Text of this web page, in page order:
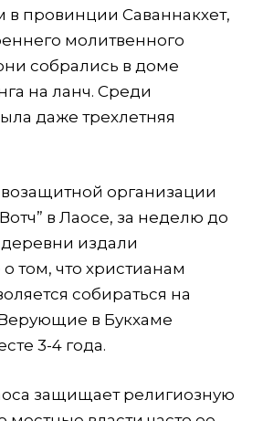
в провинции Саваннакхет,
молитвенного
собрались в доме
на ланч. Среди
даже трехлетняя
организации
в Лаосе, за неделю до
деревни издали
том, что христианам
собираться на
в Букхаме
3-4 года.
защищает религиозную